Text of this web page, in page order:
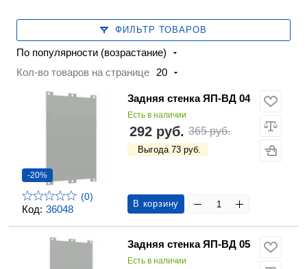
ФИЛЬТР ТОВАРОВ
По популярности (возрастание)
Кол-во товаров на странице
20
Код: 36048
-20%
(0)
Задняя стенка ЯП-ВД 04
Есть в наличии
292 руб. 365 руб.
Выгода 73 руб.
В корзину
Задняя стенка ЯП-ВД 05
Есть в наличии